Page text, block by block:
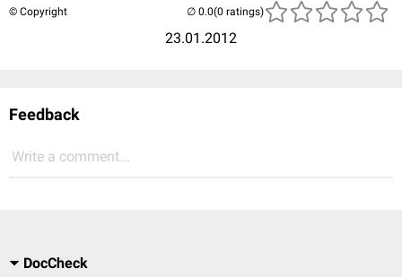
© Copyright
23.01.2012
(0 ratings)
Feedback
Write a comment...
DocCheck